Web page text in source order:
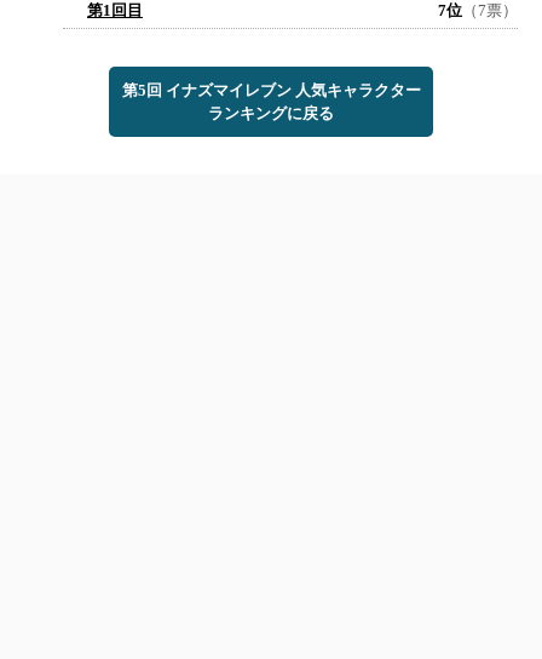
第1回目
7位 （7票）
第5回 イナズマイレブン 人気キャラクター
ランキングに戻る